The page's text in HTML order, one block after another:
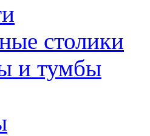
столики
и тумбы